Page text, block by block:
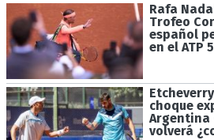
Rafa
Trofeo
español
en el ATP
choque
Argentina
volverá